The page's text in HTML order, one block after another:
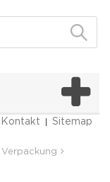
Kontakt Sitemap
Verpackung